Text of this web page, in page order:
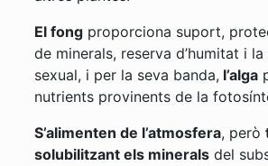
El fong proporciona suport,
de minerals, reserva d’humitat i
sexual, i per la seva banda, l’alga
nutrients provinents de la
S’alimenten de l’atmosfera, però
solubilitzant els minerals del